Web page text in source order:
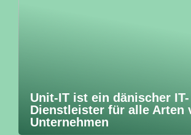
Unit-IT ist ein dänischer IT-
Dienstleister für alle Arten
Unternehmen